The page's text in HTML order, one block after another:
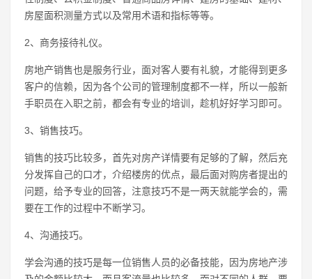
房屋面积测量方式以及常用术语和指标等等。
2、商务接待礼仪。
房地产销售也是服务行业，面对客人要有礼貌，才能得到更多
客户的信赖，因为各个公司的管理制度都不一样，所以一般新
手职员在入职之前，都会有专业的培训，趁机好好学习即可。
3、销售技巧。
销售的技巧比较多，首先对房产详情要有足够的了解，然后充
分发挥自己的口才，介绍楼房的优点，最后面对购房者提出的
问题，给予专业的回答，注意技巧不是一两天就能学会的，需
要在工作的过程中不断学习。
4、沟通技巧。
学会沟通的技巧是每一位销售人员的必备技能，因为房地产涉